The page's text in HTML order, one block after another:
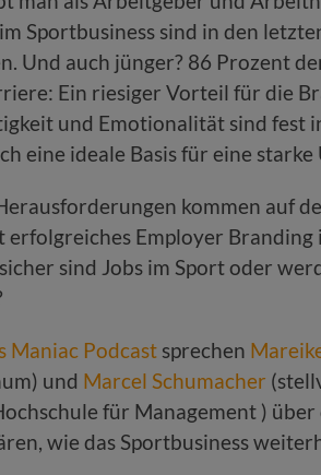
Sportbusiness sind in den
Und auch jünger? 86 Prozent
Ein riesiger Vorteil für die
und Emotionalität sind fest
eine ideale Basis für eine
kommen auf
erfolgreiches Employer Branding
sind Jobs im Sport oder
Maniac Podcast sprechen
und Marcel Schumacher
für Management )
wie das Sportbusiness